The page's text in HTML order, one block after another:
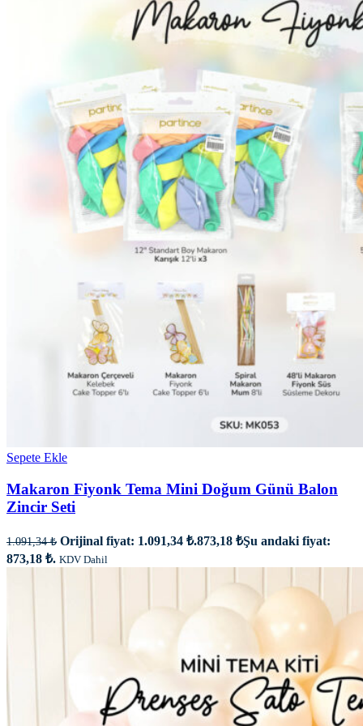
Sepete Ekle
Makaron Fiyonk Tema Mini Doğum Günü Balon
Zincir Seti
1.091,34₺ Orijinal fiyat: 1.091,34 ₺.873,18 ₺Şu andaki fiyat:
873,18 ₺. KDV Dahil